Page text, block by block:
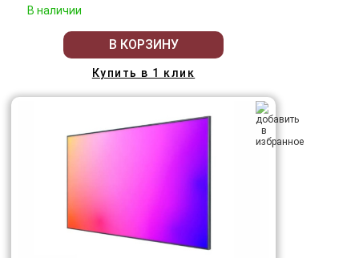
В наличии
В КОРЗИНУ
Купить в 1 клик